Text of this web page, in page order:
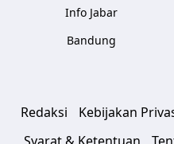
Info Jabar
Bandung
Redaksi Kebijakan